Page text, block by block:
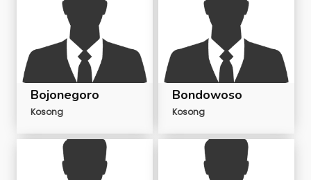
Bojonegoro
Kosong
Bondowoso
Kosong